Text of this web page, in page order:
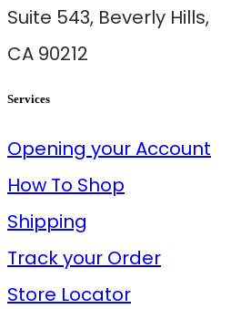
Suite 543, Beverly Hills,
CA 90212
Services
Opening your Account
How To Shop
Shipping
Track your Order
Store Locator